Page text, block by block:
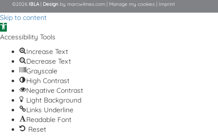
©2026 IBLA| Design by marcwilmes.com | Manage my cookies | Imprint
Skip to content
Open
toolbar
Accessibility Tools
Increase Text
Decrease Text
Grayscale
High Contrast
Negative Contrast
Light Background
Links Underline
Readable Font
Reset